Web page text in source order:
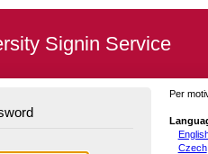
Signin Service
Per
Czech